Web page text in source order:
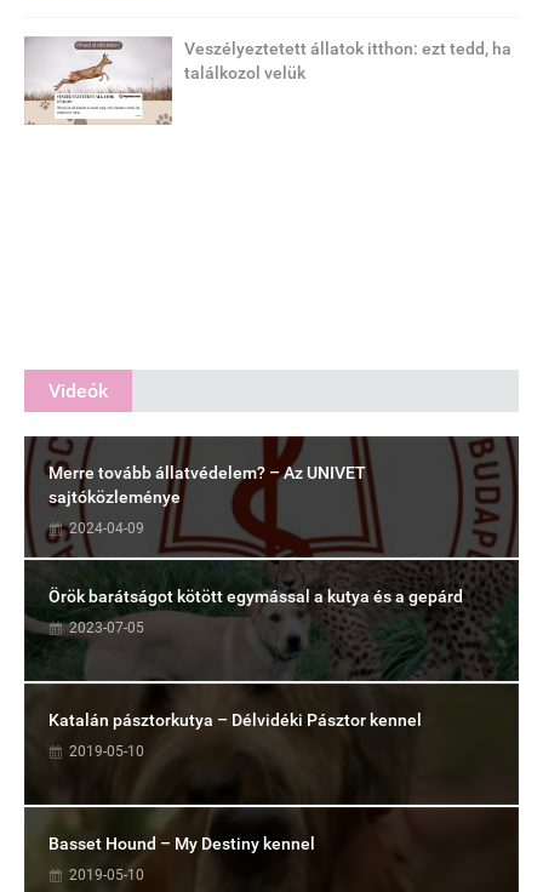
Veszélyeztetett állatok itthon: ezt tedd, ha
találkozol velük
Videók
Merre tovább állatvédelem? – Az UNIVET
sajtóközleménye
2024-04-09
Örök barátságot kötött egymással a kutya és a gepárd
2023-07-05
Katalán pásztorkutya – Délvidéki Pásztor kennel
2019-05-10
Basset Hound – My Destiny kennel
2019-05-10